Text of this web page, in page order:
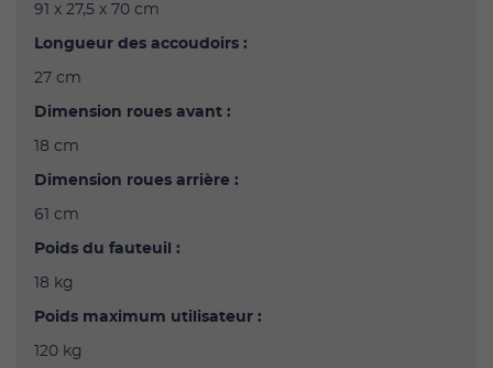
91 x 27,5 x 70 cm
Longueur des accoudoirs :
27 cm
Dimension roues avant :
18 cm
Dimension roues arrière :
61 cm
Poids du fauteuil :
18 kg
Poids maximum utilisateur :
120 kg